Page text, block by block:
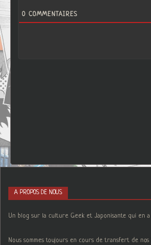
0 COMMENTAIRES
A PROPOS DE NOUS
Un blog sur la culture Geek et Japonisante qui en a
Nous sommes toujours en cours de transfert de